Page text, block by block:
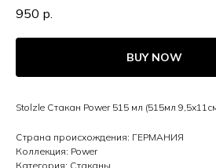
950 р.
BUY NOW
Stolzle Стакан Power 515 мл (515мл
Страна происхождения: ГЕРМАНИЯ
Коллекция: Power
Категория: Стаканы